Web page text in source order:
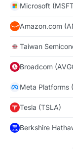
Microsoft
Amazon.com
Taiwan
Broadcom
Meta Platforms
Tesla (TSLA)
Berkshire